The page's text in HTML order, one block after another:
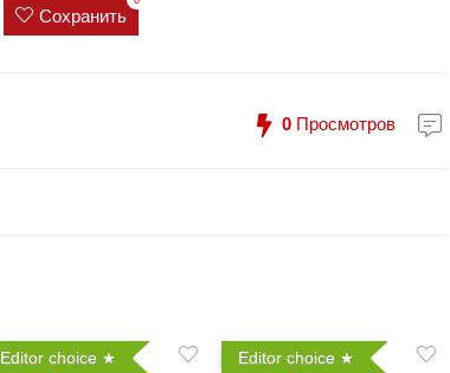
Сохранить
0 Просмотров
Editor choice Editor choice